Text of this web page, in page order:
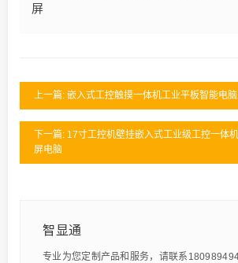
屏
上一篇: 嵌入式工控触摸一体机工业平板智能电
下一篇: 17寸工控机壁挂嵌入式工业级工控一体
屏电脑
智显通
专业为您定制产品和服务，请联系